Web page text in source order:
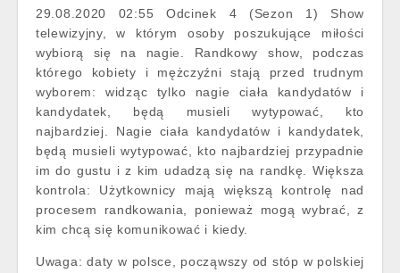
29.08.2020 02:55 Odcinek 4 (Sezon 1) Show
telewizyjny, w którym osoby poszukujące miłości
wybiorą się na nagie. Randkowy show, podczas
którego kobiety i mężczyźni stają przed trudnym
wyborem: widząc tylko nagie ciała kandydatów i
kandydatek, będą musieli wytypować, kto
najbardziej. Nagie ciała kandydatów i kandydatek,
będą musieli wytypować, kto najbardziej przypadnie
im do gustu i z kim udadzą się na randkę. Większa
kontrola: Użytkownicy mają większą kontrolę nad
procesem randkowania, ponieważ mogą wybrać, z
kim chcą się komunikować i kiedy.
Uwaga: daty w polsce, począwszy od stóp w polskiej